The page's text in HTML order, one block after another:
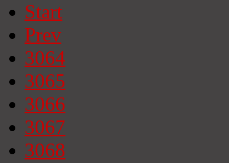
Start
Prev
3064
3065
3066
3067
3068